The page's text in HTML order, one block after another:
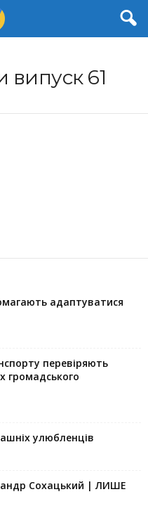
випуск 61
адаптуватися
перевіряють
громадського
улюбленців
Сохацький | ЛИШЕ